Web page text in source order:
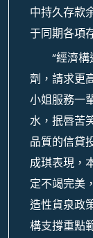
中持久存款
于同期各項
“經濟構
劑，請求更
小姐服務一
水，抿唇苦
品質的信貸
成琪表現，
定不竭完美
造性貨泉政
構支撐重點